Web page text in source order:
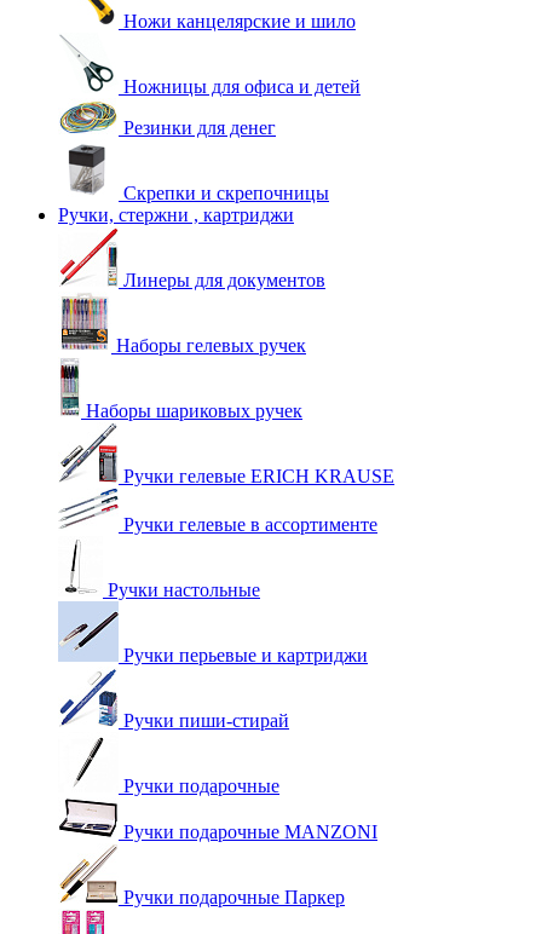
Ножи канцелярские и шило
Ножницы для офиса и детей
Резинки для денег
Скрепки и скрепочницы
Ручки, стержни , картриджи
Линеры для документов
Наборы гелевых ручек
Наборы шариковых ручек
Ручки гелевые ERICH KRAUSE
Ручки гелевые в ассортименте
Ручки настольные
Ручки перьевые и картриджи
Ручки пиши-стирай
Ручки подарочные
Ручки подарочные MANZONI
Ручки подарочные Паркер